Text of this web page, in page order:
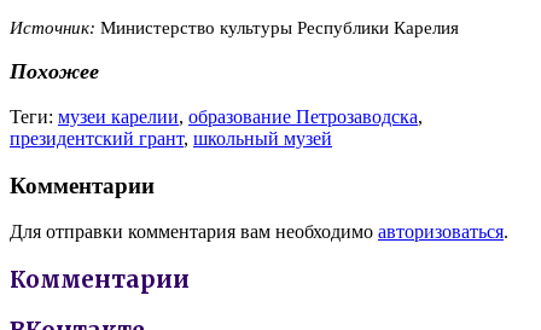
Источник: Министерство культуры Республики Карелия
Похожее
Теги: музеи карелии, образование Петрозаводска,
президентский грант, школьный музей
Комментарии
Для отправки комментария вам необходимо авторизоваться.
Комментарии